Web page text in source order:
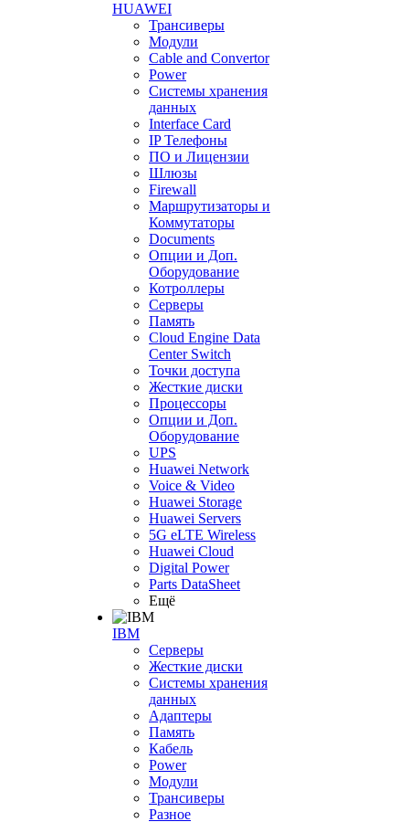
HUAWEI
Трансиверы
Модули
Cable and Convertor
Power
Системы хранения
данных
Interface Card
IP Телефоны
ПО и Лицензии
Шлюзы
Firewall
Маршрутизаторы и
Коммутаторы
Documents
Опции и Доп.
Оборудование
Котроллеры
Серверы
Память
Cloud Engine Data
Center Switch
Точки доступа
Жесткие диски
Процессоры
Опции и Доп.
Оборудование
UPS
Huawei Network
Voice & Video
Huawei Storage
Huawei Servers
5G eLTE Wireless
Huawei Cloud
Digital Power
Parts DataSheet
Ещё
IBM
Серверы
Жесткие диски
Системы хранения
данных
Адаптеры
Память
Кабель
Power
Модули
Трансиверы
Разное